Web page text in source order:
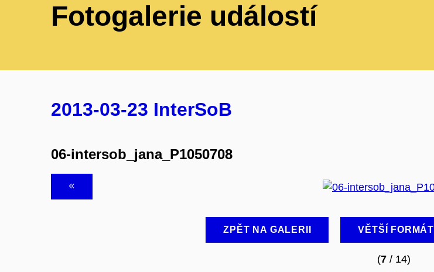
Fotogalerie událostí
2013-03-23 InterSoB
06-intersob_jana_P1050708
ZPĚT NA GALERII VĚTŠÍ FORMÁT
(7/ 14)